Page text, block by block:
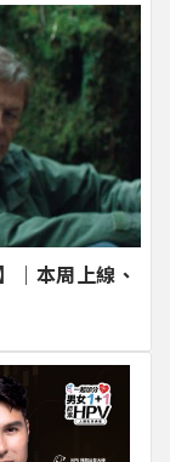
｜本周上線、